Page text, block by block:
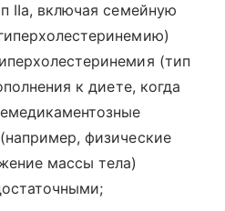
IIa, включая семейную
(тип
к диете, когда
физические
массы тела)